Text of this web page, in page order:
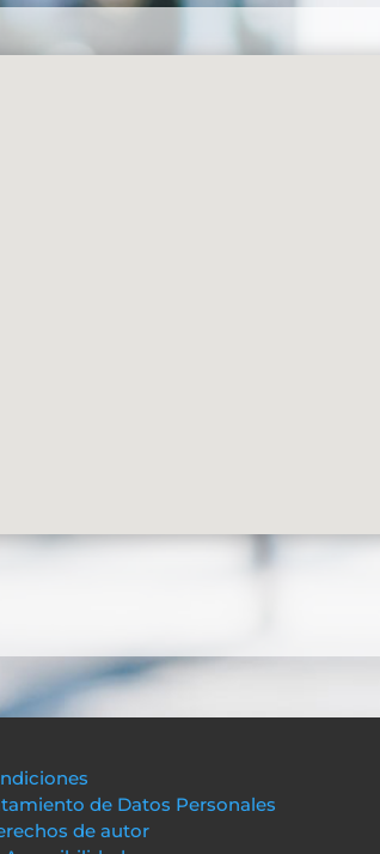
de Datos Personales
de autor